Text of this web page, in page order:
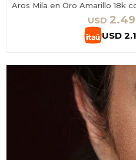
Aros Mila en Oro Amarillo 18k
USD
USD